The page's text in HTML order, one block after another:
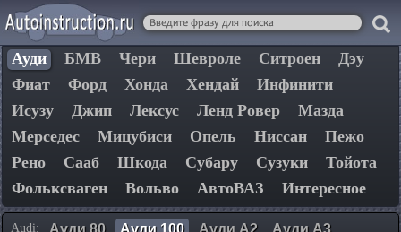
Ауди БМВ Чери Шевроле Ситроен
Дэу
Фиат
Форд Хонда Хендай
Инфинити
Исузу
Джип Лексус Ленд Ровер
Мазда
Мерседес
Мицубиси Опель Ниссан
Пежо
Рено
Сааб Шкода Субару Сузуки
Тойота
Фольксваген
Вольво АвтоВАЗ Интересное
Audi: Ауди 80 Ауди 100 Ауди А2
Ауди А3